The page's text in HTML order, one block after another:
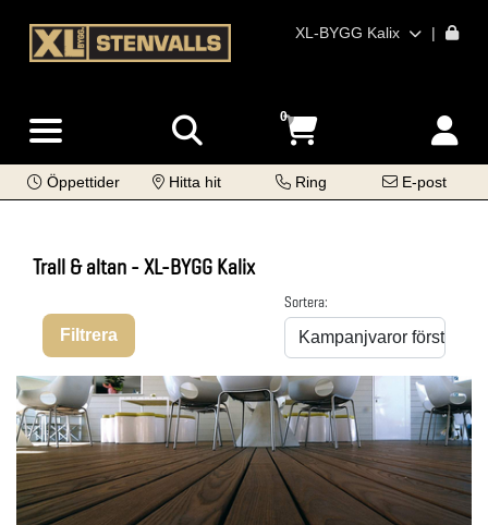
XL-BYGG Kalix |
0
Öppettider Hitta hit Ring E-post
Trall & altan - XL-BYGG Kalix
Filtrera
Sortera: